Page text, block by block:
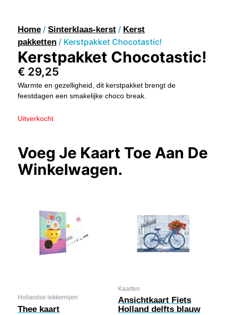
Home / Sinterklaas-kerst / Kerst
pakketten / Kerstpakket Chocotastic!
Kerstpakket Chocotastic!
€ 29,25
Warmte en gezelligheid, dit kerstpakket brengt de
feestdagen een smakelijke choco break.
Uitverkocht
Voeg Je Kaart Toe Aan De
Winkelwagen.
Hollandse lekkernijen
Thee kaart
Kaarten
Ansichtkaart Fiets
Holland delfts blauw